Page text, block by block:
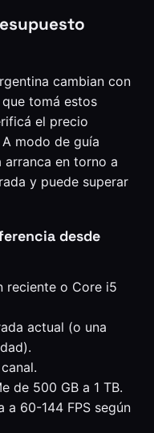
cambian con
tomá estos
el precio
modo de guía
arranca en torno a
y puede superar
desde
reciente o Core i5
actual (o una
de 500 GB a 1 TB.
a 60-144 FPS según